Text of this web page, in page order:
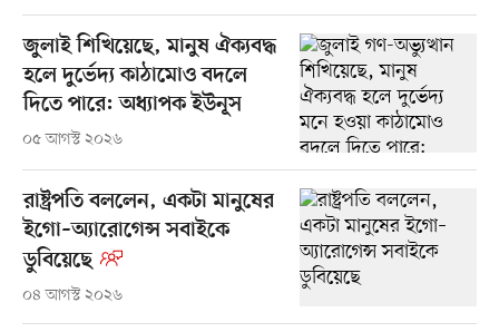
জুলাই শিখিয়েছে, মানুষ ঐক্যবদ্ধ
হলে দুর্ভেদ্য কাঠামোও বদলে
দিতে পারে: অধ্যাপক ইউনূস
০৫ আগস্ট ২০২৬
রাষ্ট্রপতি বললেন, একটা মানুষের
ইগো–অ্যারোগেন্স সবাইকে
ডুবিয়েছে
০৪ আগস্ট ২০২৬